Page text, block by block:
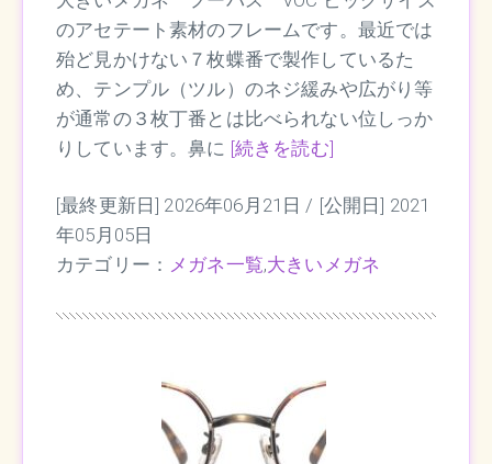
のアセテート素材のフレームです。最近では
殆ど見かけない７枚蝶番で製作しているた
め、テンプル（ツル）のネジ緩みや広がり等
が通常の３枚丁番とは比べられない位しっか
りしています。鼻に [続きを読む]
[最終更新日] 2026年06月21日 / [公開日] 2021
年05月05日
カテゴリー： メガネ一覧,大きいメガネ